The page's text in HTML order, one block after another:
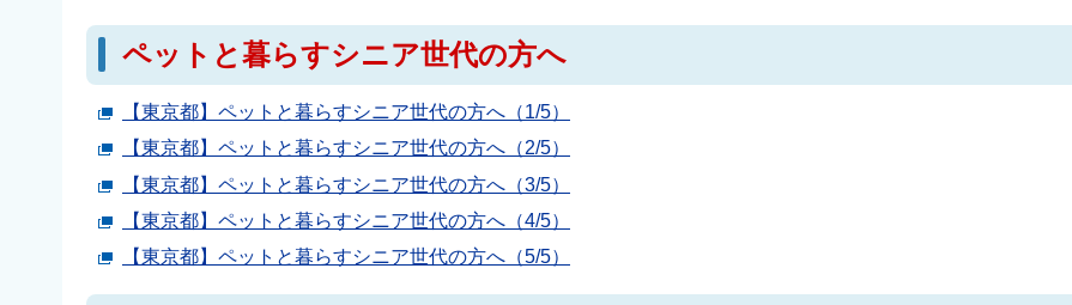
ペットと暮らすシニア世代の方へ
【東京都】ペットと暮らすシニア世代の方へ（1/5）
【東京都】ペットと暮らすシニア世代の方へ（2/5）
【東京都】ペットと暮らすシニア世代の方へ（3/5）
【東京都】ペットと暮らすシニア世代の方へ（4/5）
【東京都】ペットと暮らすシニア世代の方へ（5/5）